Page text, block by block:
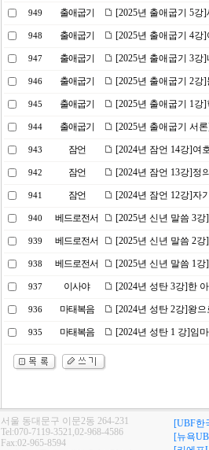
949 출애굽기 [2025년 출애굽기 5
948 출애굽기 [2025년 출애굽기 4강
947 출애굽기 [2025년 출애굽기 3강
946 출애굽기 [2025년 출애굽기 2
945 출애굽기 [2025년 출애굽기 1
944 출애굽기 [2025년 출애굽기 서
943 잠언 [2024년 잠언 14강]여
942 잠언 [2024년 잠언 13강]정
941 잠언 [2024년 잠언 12강]자
940 베드로전서 [2025년 신년 말씀 3
939 베드로전서 [2025년 신년 말씀 2
938 베드로전서 [2025년 신년 말씀 1
937 이사야 [2024년 성탄 3강]한
936 마태복음 [2024년 성탄 2강]왕
935 마태복음 [2024년 성탄 1 강]임
서울 동대문구 이문2동 264-231
Tel:070-7119-3521,02-968-4586
Fax:02-965-8594
[UBF한
[뉴욕